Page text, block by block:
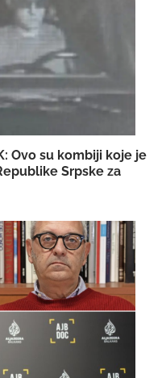
Ovo su kombiji koje je
Srpske za